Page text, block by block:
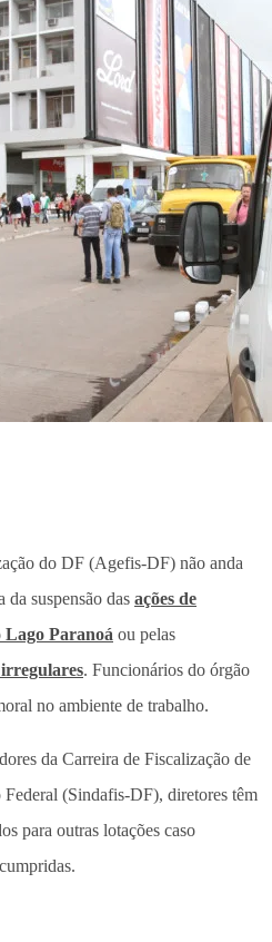
do DF (Agefis-DF) não anda
da suspensão das ações de
Lago Paranoá ou pelas
. Funcionários do órgão
no ambiente de trabalho.
da Carreira de Fiscalização de
(Sindafis-DF), diretores têm
para outras lotações caso